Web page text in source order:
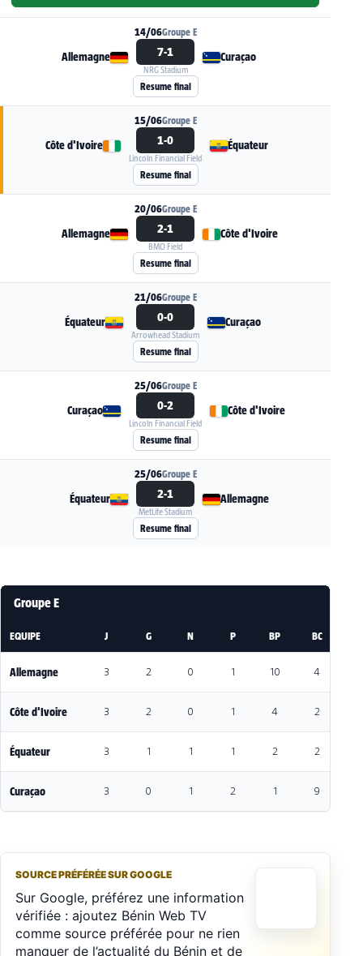
Voir la fiche du match Allemagne - Curaçao
14/06Groupe E
Allemagne 7-1
NRG Stadium
Curaçao
Resume final
Voir la fiche du match Côte d'Ivoire - Équateur
15/06Groupe E
Côte d'Ivoire 1-0
Lincoln Financial Field
Équateur
Resume final
Voir la fiche du match Allemagne - Côte d'Ivoire
20/06Groupe E
Allemagne 2-1
BMO Field
Côte d'Ivoire
Resume final
Voir la fiche du match Équateur - Curaçao
21/06Groupe E
Équateur 0-0
Arrowhead Stadium
Curaçao
Resume final
Voir la fiche du match Curaçao - Côte d'Ivoire
25/06Groupe E
Curaçao 0-2
Lincoln Financial Field
Côte d'Ivoire
Resume final
Voir la fiche du match Équateur - Allemagne
25/06Groupe E
Équateur 2-1
MetLife Stadium
Allemagne
Resume final
Groupe E
EQUIPE J G N P BP BC
Allemagne 3 2 0 1 10 4
Côte d'Ivoire 3 2 0 1 4 2
Équateur 3 1 1 1 2 2
Curaçao 3 0 1 2 1 9
SOURCE PRÉFÉRÉE SUR GOOGLE
Sur Google, préférez une information
vérifiée : ajoutez Bénin Web TV
comme source préférée pour ne rien
manquer de l’actualité du Bénin et de